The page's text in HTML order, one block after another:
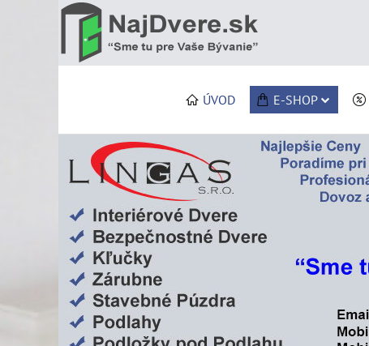
ÚVOD E-SHOP